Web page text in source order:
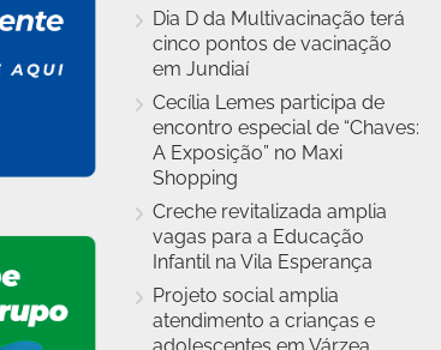
Dia D da Multivacinação terá
cinco pontos de vacinação
em Jundiaí
Cecília Lemes participa de
encontro especial de “Chaves:
A Exposição” no Maxi
Shopping
Creche revitalizada amplia
vagas para a Educação
Infantil na Vila Esperança
Projeto social amplia
atendimento a crianças e